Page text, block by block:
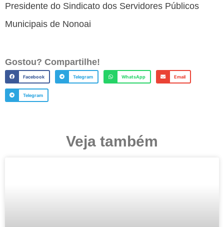
Presidente do Sindicato dos Servidores Públicos
Municipais de Nonoai
Gostou? Compartilhe!
Facebook Telegram WhatsApp Email
Telegram
Veja também